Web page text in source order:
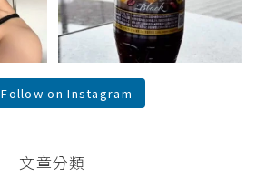
Follow on Instagram
文章分類